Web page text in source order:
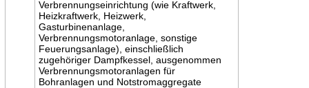
Verbrennungseinrichtung (wie Kraftwerk,
Heizkraftwerk, Heizwerk,
Gasturbinenanlage,
Verbrennungsmotoranlage, sonstige
Feuerungsanlage), einschließlich
zugehöriger Dampfkessel, ausgenommen
Verbrennungsmotoranlagen für
Bohranlagen und Notstromaggregate